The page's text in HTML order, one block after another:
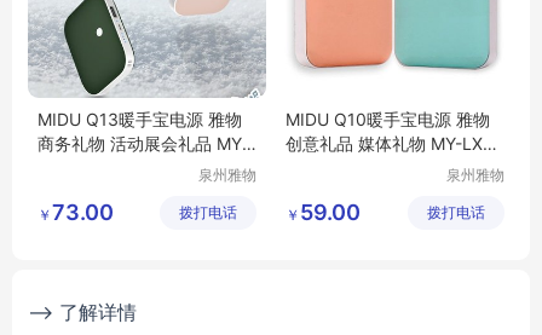
MIDU Q13暖手宝电源 雅物
商务礼物 活动展会礼品 MY-
泉州雅物
公司
￥ 73.00 拨打电话
MIDU Q10暖手宝电源 雅物
创意礼品 媒体礼物 MY-LXW
泉州雅物
公司
￥ 59.00 拨打电话
--> 了解详情